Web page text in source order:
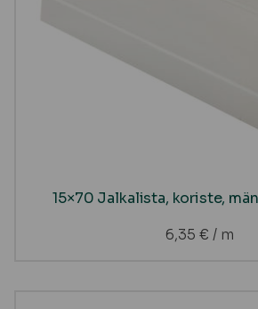
15×70 Jalkalista, koriste,
6,35 € / m